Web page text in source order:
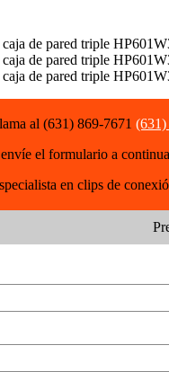
al (631) 869-7671 (631)
el formulario a
en clips de